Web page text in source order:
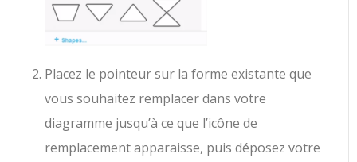
Placez le pointeur sur la forme existante que
vous souhaitez remplacer dans votre
diagramme jusqu’à ce que l’icône de
remplacement apparaisse, puis déposez votre